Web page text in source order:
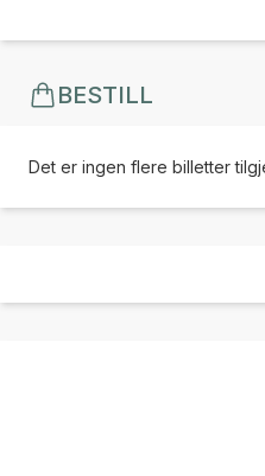
BESTILL
Det er ingen flere billetter